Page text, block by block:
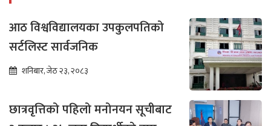
आठ विश्वविद्यालयका उपकुलपतिको
सर्टलिस्ट सार्वजनिक
शनिबार, जेठ २३, २०८३
छात्रवृत्तिको पहिलो मनोनयन सूचीबाट